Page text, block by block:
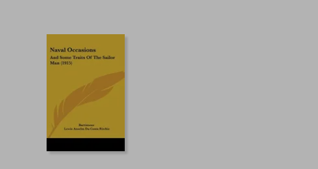
$ 2.369
$ 1.185
40%